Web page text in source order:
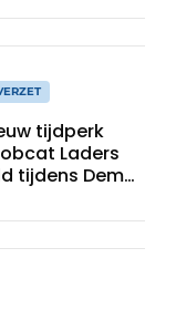
tijdperk
Laders
tijdens Demo